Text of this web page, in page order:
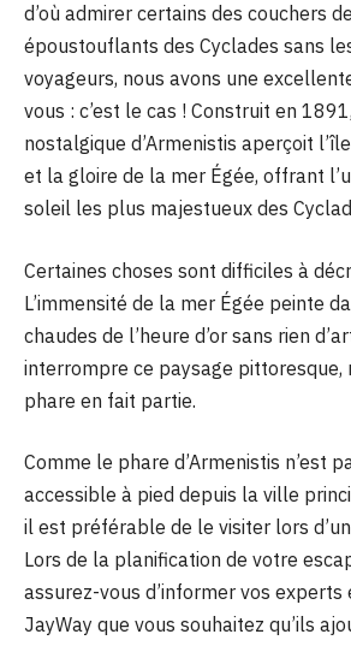
d’où admirer certains des couchers
époustouflants des Cyclades sans
voyageurs, nous avons une
vous : c’est le cas ! Construit en
nostalgique d’Armenistis aperçoit
et la gloire de la mer Égée, offrant
soleil les plus majestueux des
Certaines choses sont difficiles à
L’immensité de la mer Égée peinte
chaudes de l’heure d’or sans rien
interrompre ce paysage pittoresque,
phare en fait partie.
Comme le phare d’Armenistis n’est
accessible à pied depuis la ville
il est préférable de le visiter lors
Lors de la planification de votre
assurez-vous d’informer vos experts
JayWay que vous souhaitez qu’ils